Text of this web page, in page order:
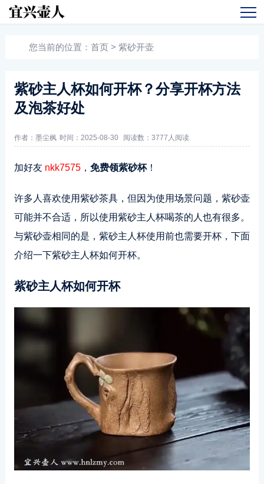
您当前的位置： 首页 > 紫砂开壶
紫砂主人杯如何开杯？分享开杯方法
及泡茶好处
作者：墨尘枫 时间：2025-08-30 阅读数： 3777人阅读
加好友 nkk7575， 免费领紫砂杯！
许多人喜欢使用紫砂茶具，但因为使用场景问题，紫砂壶
可能并不合适，所以使用紫砂主人杯喝茶的人也有很多。
与紫砂壶相同的是，紫砂主人杯使用前也需要开杯，下面
介绍一下紫砂主人杯如何开杯。
紫砂主人杯如何开杯